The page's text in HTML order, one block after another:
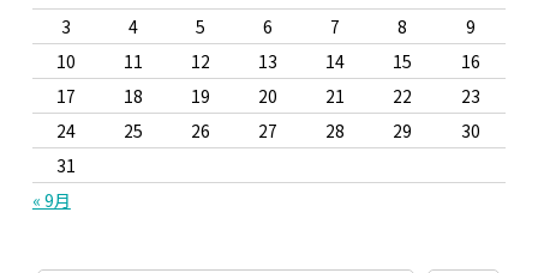
3
4 5 6 7 8
9
10
11 12 13 14 15
16
17
18 19 20 21 22
23
24
25 26 27 28 29
30
31
« 9月